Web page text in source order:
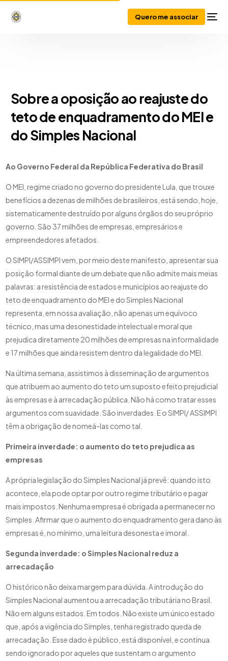
Quero me associar
Sobre a oposição ao reajuste do
teto de enquadramento do MEI e
do Simples Nacional
Ao Governo Federal da República Federativa do Brasil
O MEI, regime criado no governo do presidente Lula, que trouxe
benefícios a dezenas de milhões de brasileiros, está sendo, hoje,
sistematicamente destruído por alguns órgãos do seu próprio
governo. São 37 milhões de empresas, empresários e
empreendedores afetados.
O SIMPI/ASSIMPI vem, por meio deste manifesto, apresentar sua
posição formal diante de um debate que não admite mais meias
palavras: a resistência de estados e municípios ao reajuste do
teto de enquadramento do MEI e do Simples Nacional
representa, em nossa avaliação, não apenas um equívoco
técnico, mas uma desonestidade intelectual e moral que
prejudica diretamente 20 milhões de empresas na informalidade
e 17 milhões que ainda resistem dentro da legalidade do MEI.
Na última semana, assistimos à disseminação de argumentos
que atribuem ao aumento do teto um suposto efeito prejudicial
às empresas e à arrecadação pública. Não há como tratar esses
argumentos com suavidade. São inverdades. E o SIMPI/ ASSIMPI
têm a obrigação de nomeá-las como tal.
Primeira inverdade: o aumento do teto prejudica as
empresas
A própria legislação do Simples Nacional já prevê: quando isto
acontece, ela pode optar por outro regime tributário e pagar
mais impostos. Nenhuma empresa é obrigada a permanecer no
Simples. Afirmar que o aumento do enquadramento gera dano às
empresas é, no mínimo, uma leitura desonesta e imoral.
Segunda inverdade: o Simples Nacional reduz a
arrecadação
O histórico não deixa margem para dúvida. A introdução do
Simples Nacional aumentou a arrecadação tributária no Brasil.
Não em alguns estados. Em todos. Não existe um único estado
que, após a vigência do Simples, tenha registrado queda de
arrecadação. Esse dado é público, está disponível, e continua
sendo ignorado por aqueles que sustentam o argumento